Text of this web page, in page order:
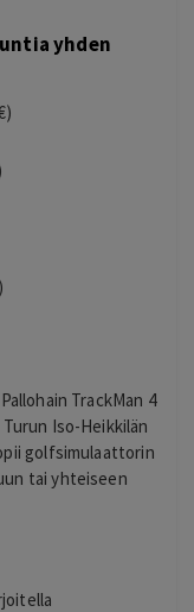
yhden
TrackMan 4
Iso-Heikkilän
golfsimulaattorin
tai yhteiseen